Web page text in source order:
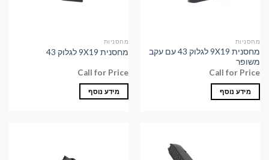
מחסניות
מחסנית 9X19 לגלוק 43 עם עקב
משופר
Call for Price
מידע נוסף
מחסניות
מחסנית 9X19 לגלוק 43
Call for Price
מידע נוסף